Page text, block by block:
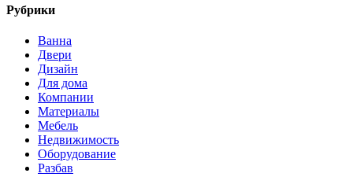
Рубрики
Ванна
Двери
Дизайн
Для дома
Компании
Материалы
Мебель
Недвижимость
Оборудование
Разбав